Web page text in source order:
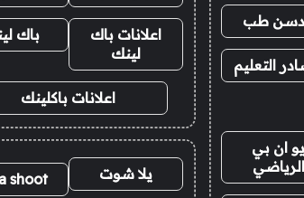
طب
التعليم
يو ان بي
الرياضي
اعلانات باك
لينك
باك
اعلانات باكلينك
يلا شوت shoot